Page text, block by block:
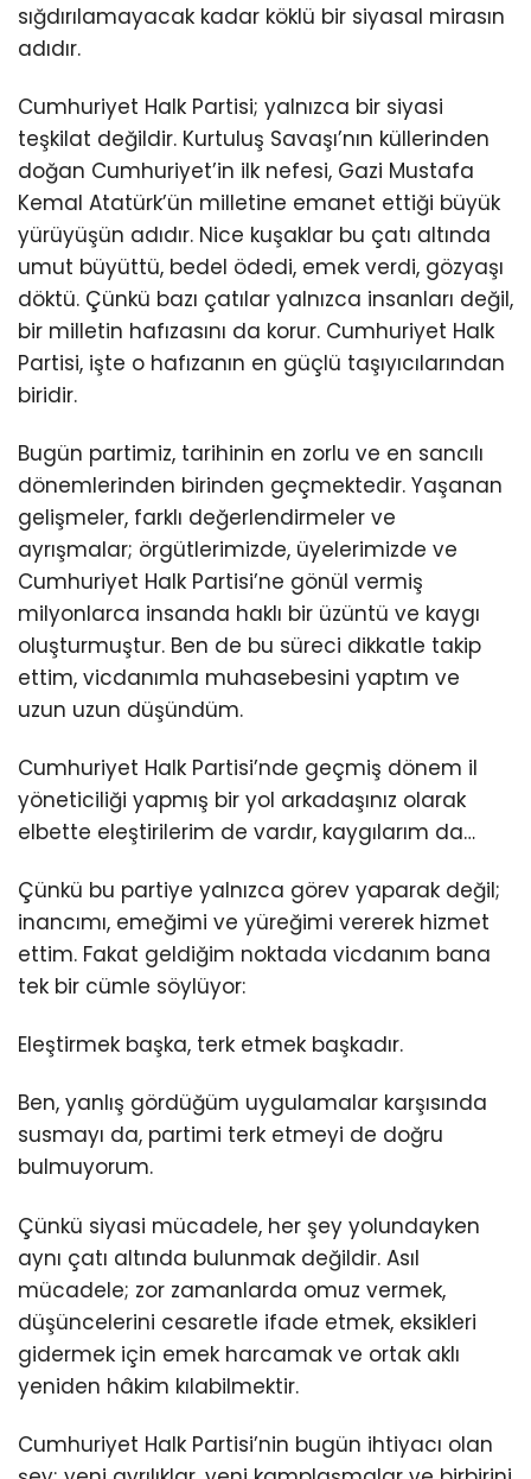
sığdırılamayacak kadar köklü bir siyasal mirasın
adıdır.
Cumhuriyet Halk Partisi; yalnızca bir siyasi
teşkilat değildir. Kurtuluş Savaşı’nın küllerinden
doğan Cumhuriyet’in ilk nefesi, Gazi Mustafa
Kemal Atatürk’ün milletine emanet ettiği büyük
yürüyüşün adıdır. Nice kuşaklar bu çatı altında
umut büyüttü, bedel ödedi, emek verdi, gözyaşı
döktü. Çünkü bazı çatılar yalnızca insanları değil,
bir milletin hafızasını da korur. Cumhuriyet Halk
Partisi, işte o hafızanın en güçlü taşıyıcılarından
biridir.
Bugün partimiz, tarihinin en zorlu ve en sancılı
dönemlerinden birinden geçmektedir. Yaşanan
gelişmeler, farklı değerlendirmeler ve
ayrışmalar; örgütlerimizde, üyelerimizde ve
Cumhuriyet Halk Partisi’ne gönül vermiş
milyonlarca insanda haklı bir üzüntü ve kaygı
oluşturmuştur. Ben de bu süreci dikkatle takip
ettim, vicdanımla muhasebesini yaptım ve
uzun uzun düşündüm.
Cumhuriyet Halk Partisi’nde geçmiş dönem il
yöneticiliği yapmış bir yol arkadaşınız olarak
elbette eleştirilerim de vardır, kaygılarım da…
Çünkü bu partiye yalnızca görev yaparak değil;
inancımı, emeğimi ve yüreğimi vererek hizmet
ettim. Fakat geldiğim noktada vicdanım bana
tek bir cümle söylüyor:
Eleştirmek başka, terk etmek başkadır.
Ben, yanlış gördüğüm uygulamalar karşısında
susmayı da, partimi terk etmeyi de doğru
bulmuyorum.
Çünkü siyasi mücadele, her şey yolundayken
aynı çatı altında bulunmak değildir. Asıl
mücadele; zor zamanlarda omuz vermek,
düşüncelerini cesaretle ifade etmek, eksikleri
gidermek için emek harcamak ve ortak aklı
yeniden hâkim kılabilmektir.
Cumhuriyet Halk Partisi’nin bugün ihtiyacı olan